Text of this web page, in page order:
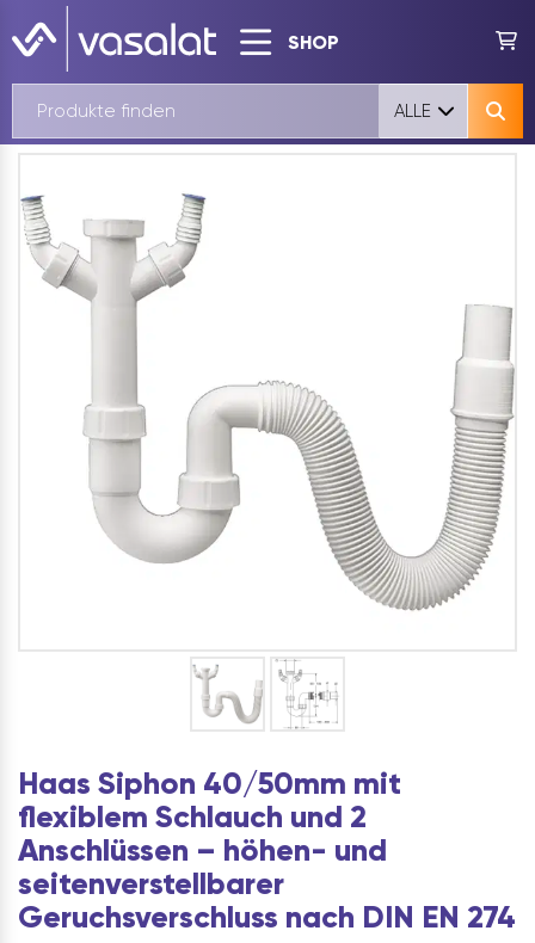
SHOP
ALLE
Haas Siphon 40/50mm mit
flexiblem Schlauch und 2
Anschlüssen – höhen- und
seitenverstellbarer
Geruchsverschluss nach DIN EN 274